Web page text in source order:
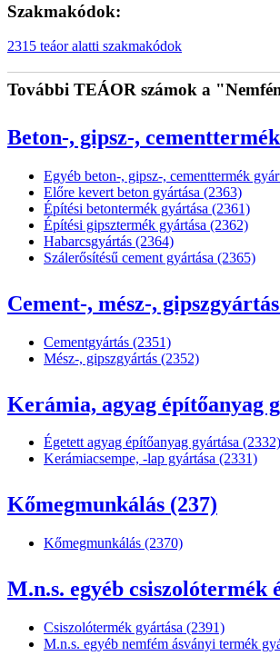
Szakmakódok:
2315 teáor alatti szakmakódok
További TEÁOR számok a
Beton-, gipsz-,
Egyéb beton-, gipsz-, cementtermék
Előre kevert beton gyártása (2363)
Építési betontermék gyártása (2361)
Építési gipsztermék gyártása (2362)
Habarcsgyártás (2364)
Szálerősítésű cement gyártása (2365)
Cement-, mész-,
Cementgyártás (2351)
Mész-, gipszgyártás (2352)
Kerámia, agyag építőanyag
Égetett agyag építőanyag gyártása (2332)
Kerámiacsempe, -lap gyártása (2331)
Kőmegmunkálás (237)
Kőmegmunkálás (2370)
M.n.s. egyéb csiszolótermék
Csiszolótermék gyártása (2391)
M.n.s. egyéb nemfém ásványi termék